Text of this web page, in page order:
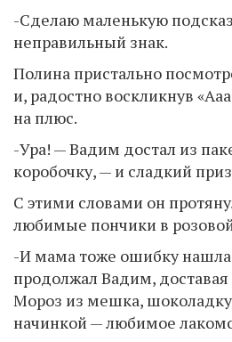
-Сделаю маленькую
неправильный знак.
Полина пристально
и, радостно воскликнув
на плюс.
-Ура! — Вадим достал из
коробочку, — и сладкий
С этими словами он
любимые пончики в розовой
-И мама тоже ошибку
продолжал Вадим, доставая
Мороз из мешка,
начинкой — любимое